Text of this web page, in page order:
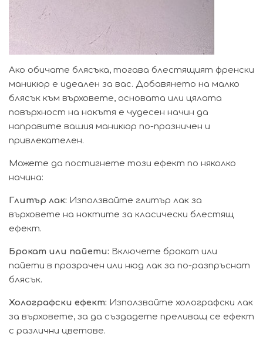
Ако обичате блясъка, тогава блестящият френски
маникюр е идеален за вас. Добавянето на малко
блясък към върховете, основата или цялата
повърхност на нокътя е чудесен начин да
направите вашия маникюр по-празничен и
привлекателен.
Можете да постигнете този ефект по няколко
начина:
Глитър лак: Използвайте глитър лак за
върховете на ноктите за класически блестящ
ефект.
Брокат или пайети: Включете брокат или
пайети в прозрачен или нюд лак за по-разпръснат
блясък.
Холографски ефект: Използвайте холографски лак
за върховете, за да създадете преливащ се ефект
с различни цветове.